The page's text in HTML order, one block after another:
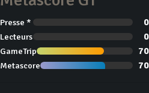
Presse *
Lecteurs
GameTrip
Metascore